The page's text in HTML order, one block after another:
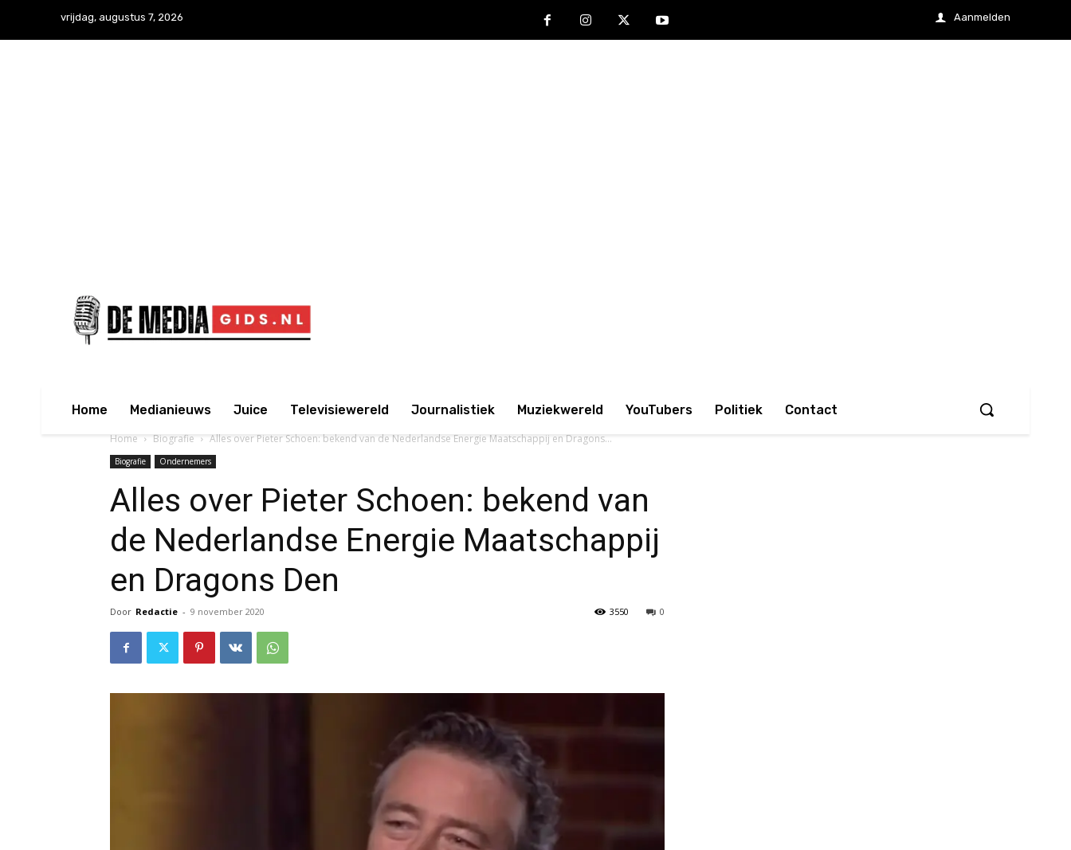
vrijdag, augustus 7, 2026 Aanmelden
Home Medianieuws Juice Televisiewereld Journalistiek Muziekwereld YouTubers Politiek Contact
Home Biografie Alles over Pieter Schoen: bekend van de Nederlandse Energie Maatschappij en Dragons...
Biografie Ondernemers
Alles over Pieter Schoen: bekend van
de Nederlandse Energie Maatschappij
en Dragons Den
Door Redactie - 9 november 2020 0
3550